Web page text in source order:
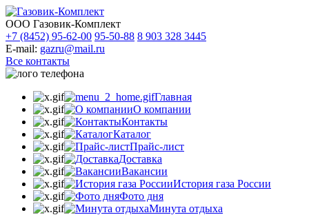
ООО Газовик-Комплект
+7 (8452) 95-62-00 95-50-88 8 903 328 3445
E-mail: gazru@mail.ru
Все контакты
Главная
О компании
Контакты
Каталог
Прайс-лист
Доставка
Вакансии
История газа России
Фото дня
Минута отдыха